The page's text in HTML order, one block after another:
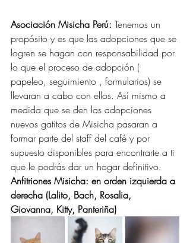
Asociación Misicha Perú: Tenemos un
propósito y es que las adopciones que se
logren se hagan con responsabilidad por
lo que el proceso de adopción (
papeleo, seguimiento , formularios) se
llevaran a cabo con ellos. Así mismo a
medida que se den las adopciones
nuevos gatitos de Misicha pasaran a
formar parte del staff del café y por
supuesto disponibles para encontrarte a ti
que le podrás dar un hogar definitivo.
Anfitriones Misicha: en orden izquierda a
derecha (Lalito, Bach, Rosalia,
Giovanna, Kitty, Panteriña)